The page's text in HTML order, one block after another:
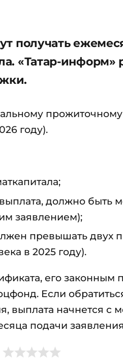
получать
«Татар-информ»
году).
должно быть
заявлением);
превышать двух
в 2025 году).
его законным
Если
выплата начнется с
подачи